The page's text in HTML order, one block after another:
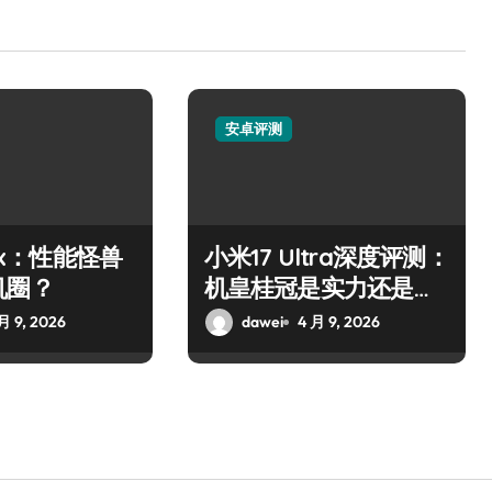
性能怪兽
？
9, 2026
安卓评测
小米17 Ultra深度评测：
机皇桂冠是实力还是营
销？dawei 4 月 9, 2026